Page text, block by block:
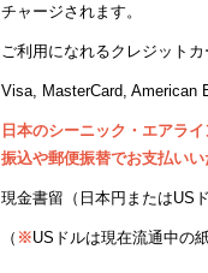
チャージされます。
ご利用になれるクレジットカ
Visa, MasterCard, American
日本のシーニック・エアラ
振込や郵便振替でお支払い
現金書留（日本円またはUS
（ ※USドルは現在流通中の